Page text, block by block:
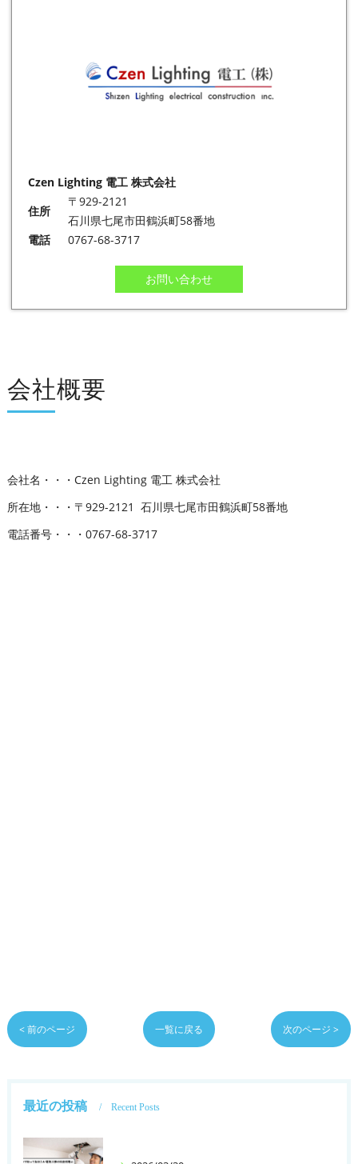
Czen Lighting 電工 株式会社
住所
〒929-2121
石川県七尾市田鶴浜町58番地
電話
0767-68-3717
お問い合わせ
会社概要
会社名・・・Czen Lighting 電工 株式会社
所在地・・・〒929-2121 石川県七尾市田鶴浜町58番地
電話番号・・・0767-68-3717
< 前のページ 一覧に戻る 次のページ >
最近の投稿 Recent Posts